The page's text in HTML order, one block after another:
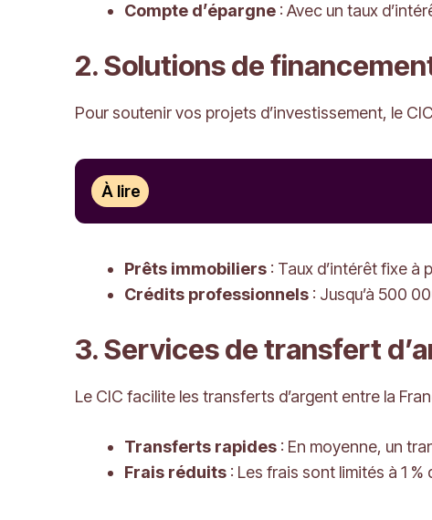
Compte d’épargne : Avec un taux
2. Solutions de
Pour soutenir vos projets d’investissement, le
À lire
Prêts immobiliers : Taux d’intérêt fixe à
Crédits professionnels : Jusqu’à 500
3. Services de transfert
Le CIC facilite les transferts d’argent entre la
Transferts rapides : En moyenne, un
Frais réduits : Les frais sont limités à 1